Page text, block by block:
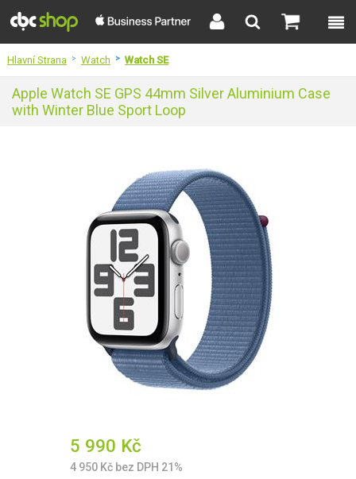
Hlavní Strana > Watch > Watch SE
Apple Watch SE GPS 44mm Silver Aluminium Case
with Winter Blue Sport Loop
5 990 Kč
4 950 Kč bez DPH 21%